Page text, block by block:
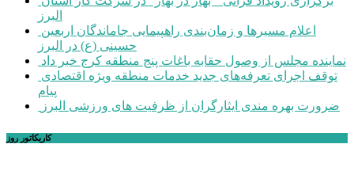
البرز
حسینی (ع) در البرز
نماینده مجلس از وصول حقابه باغات پنج منطقه کرج خبر داد
پیام
ضرورت بهره مندی ایثارگران از ظرفیت های ورزشی البرز
کاریکاتور روز